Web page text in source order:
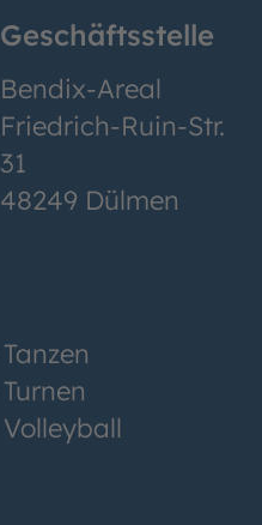
Geschäftsstelle
Bendix-Areal
Friedrich-Ruin-Str.
31
48249 Dülmen
Tanzen
Turnen
Volleyball